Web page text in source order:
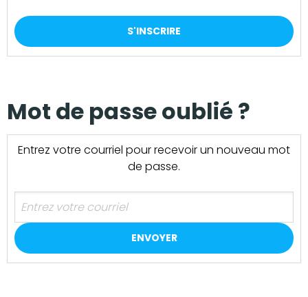
S'INSCRIRE
Mot de passe oublié ?
Entrez votre courriel pour recevoir un nouveau mot
de passe.
ENVOYER